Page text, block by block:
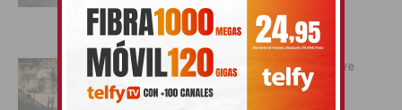
03/07/2026
Orihuela se convierte en escenario del live
action de Enredados de Disney
01/07/2026